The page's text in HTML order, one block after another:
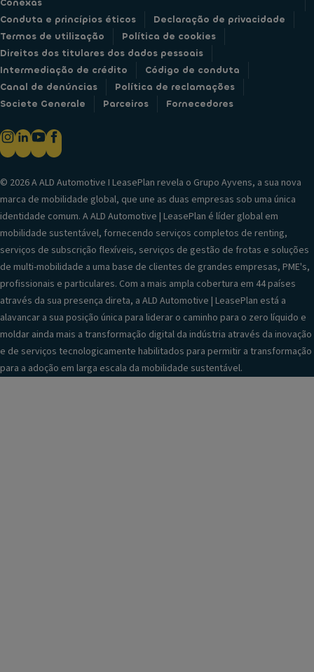
Conexas
Conduta e princípios éticos
Declaração de privacidade
Termos de utilização
Política de cookies
Direitos dos titulares dos dados pessoais
Intermediação de crédito
Código de conduta
Canal de denúncias
Política de reclamações
Societe Generale
Parceiros Fornecedores
© 2026 A ALD Automotive I LeasePlan revela o Grupo Ayvens, a sua nova
marca de mobilidade global, que une as duas empresas sob uma única
identidade comum. A ALD Automotive | LeasePlan é líder global em
mobilidade sustentável, fornecendo serviços completos de renting,
serviços de subscrição flexíveis, serviços de gestão de frotas e soluções
de multi-mobilidade a uma base de clientes de grandes empresas, PME's,
profissionais e particulares. Com a mais ampla cobertura em 44 países
através da sua presença direta, a ALD Automotive | LeasePlan está a
alavancar a sua posição única para liderar o caminho para o zero líquido e
moldar ainda mais a transformação digital da indústria através da inovação
e de serviços tecnologicamente habilitados para permitir a transformação
para a adoção em larga escala da mobilidade sustentável.